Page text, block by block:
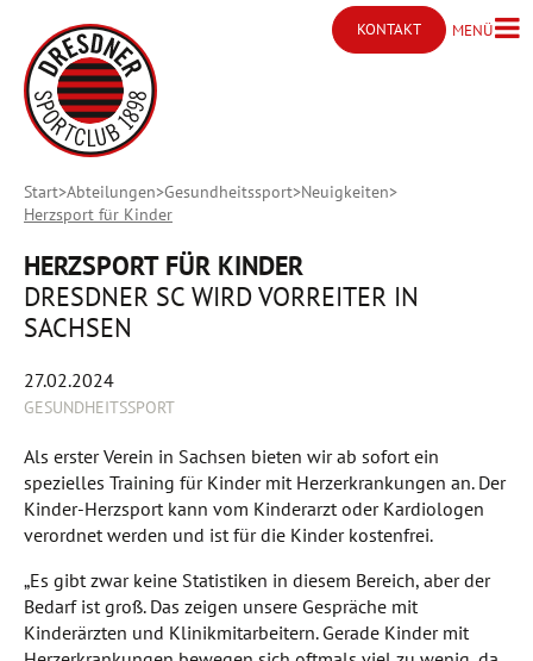
KONTAKT
Kontakt öffnen
MENÜMenü
Start Abteilungen Gesundheitssport Neuigkeiten
Herzsport für Kinder
HERZSPORT FÜR KINDER
DRESDNER SC WIRD VORREITER IN
SACHSEN
27.02.2024
GESUNDHEITSSPORT
Als erster Verein in Sachsen bieten wir ab sofort ein
spezielles Training für Kinder mit Herzerkrankungen an. Der
Kinder-Herzsport kann vom Kinderarzt oder Kardiologen
verordnet werden und ist für die Kinder kostenfrei.
„Es gibt zwar keine Statistiken in diesem Bereich, aber der
Bedarf ist groß. Das zeigen unsere Gespräche mit
Kinderärzten und Klinikmitarbeitern. Gerade Kinder mit